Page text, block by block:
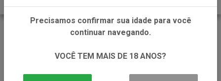
Precisamos confirmar sua idade para você
continuar navegando.
VOCÊ TEM MAIS DE 18 ANOS?